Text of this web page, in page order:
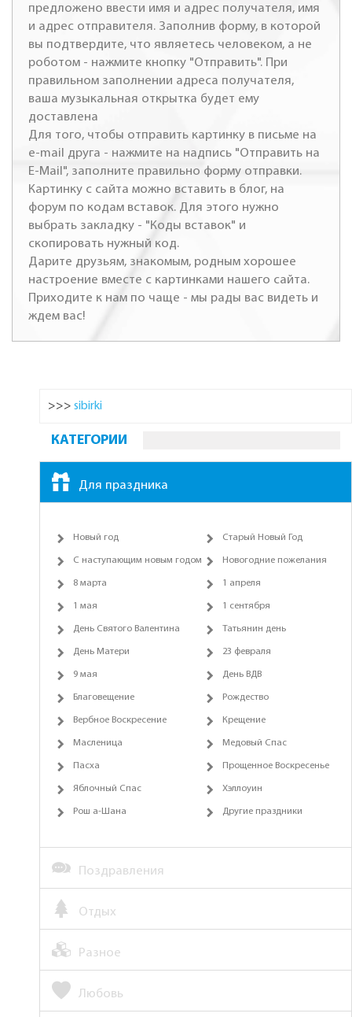
предложено ввести имя и адрес получателя, имя
и адрес отправителя. Заполнив форму, в которой
вы подтвердите, что являетесь человеком, а не
роботом - нажмите кнопку "Отправить". При
правильном заполнении адреса получателя,
ваша музыкальная открытка будет ему
доставлена
Для того, чтобы отправить картинку в письме на
e-mail друга - нажмите на надпись "Отправить на
E-Mail", заполните правильно форму отправки.
Картинку с сайта можно вставить в блог, на
форум по кодам вставок. Для этого нужно
выбрать закладку - "Коды вставок" и
скопировать нужный код.
Дарите друзьям, знакомым, родным хорошее
настроение вместе с картинками нашего сайта.
Приходите к нам по чаще - мы рады вас видеть и
ждем вас!
>>> sibirki
КАТЕГОРИИ
Для праздника
Новый год Старый Новый Год
С наступающим новым годом Новогодние пожелания
8 марта 1 апреля
1 мая 1 сентября
День Святого Валентина Татьянин день
День Матери 23 февраля
9 мая День ВДВ
Благовещение Рождество
Вербное Воскресение Крещение
Масленица Медовый Спас
Пасха Прощенное Воскресенье
Яблочный Спас Хэллоуин
Рош а-Шана Другие праздники
Поздравления
Отдых
Разное
Любовь